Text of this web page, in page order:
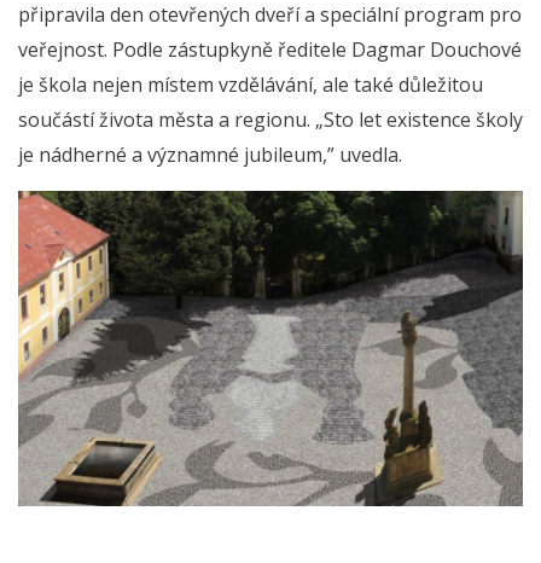
připravila den otevřených dveří a speciální program pro
veřejnost. Podle zástupkyně ředitele Dagmar Douchové
je škola nejen místem vzdělávání, ale také důležitou
součástí života města a regionu. „Sto let existence školy
je nádherné a významné jubileum,” uvedla.